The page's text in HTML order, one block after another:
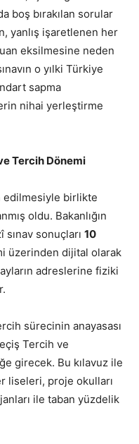
boş bırakılan sorular
yanlış işaretlenen her
eksilmesine neden
o yılki Türkiye
sapma
nihai yerleştirme
Tercih Dönemi
edilmesiyle birlikte
oldu. Bakanlığın
sınav sonuçları 10
üzerinden dijital olarak
adreslerine fiziki
sürecinin anayasası
Tercih ve
girecek. Bu kılavuz ile
liseleri, proje okulları
ile taban yüzdelik